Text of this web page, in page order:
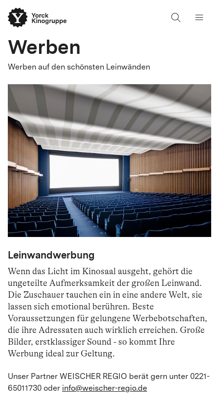
Werben
Werben auf den schönsten Leinwänden
Leinwandwerbung
Wenn das Licht im Kinosaal ausgeht, gehört die
ungeteilte Aufmerksamkeit der großen Leinwand.
Die Zuschauer tauchen ein in eine andere Welt, sie
lassen sich emotional berühren. Beste
Voraussetzungen für gelungene Werbebotschaften,
die ihre Adressaten auch wirklich erreichen. Große
Bilder, erstklassiger Sound - so kommt Ihre
Werbung ideal zur Geltung.
Unser Partner WEISCHER REGIO berät gern unter 0221-
65011730 oder info@weischer-regio.de